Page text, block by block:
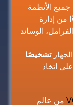
الأنظمة
من إدارة
الوسائد
تشخيصًا
اتخاذ
من عالم